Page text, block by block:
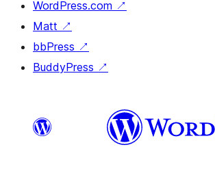
WordPress.com ↗
Matt ↗
bbPress ↗
BuddyPress ↗